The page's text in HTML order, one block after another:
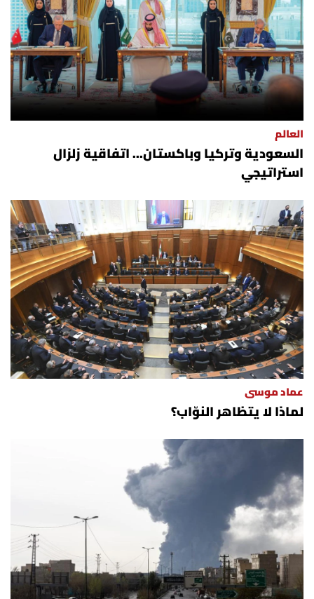
العالم
السعودية وتركيا وباكستان... اتفاقية زلزال
استراتيجي
عماد موسى
لماذا لا يتظاهر النوّاب؟